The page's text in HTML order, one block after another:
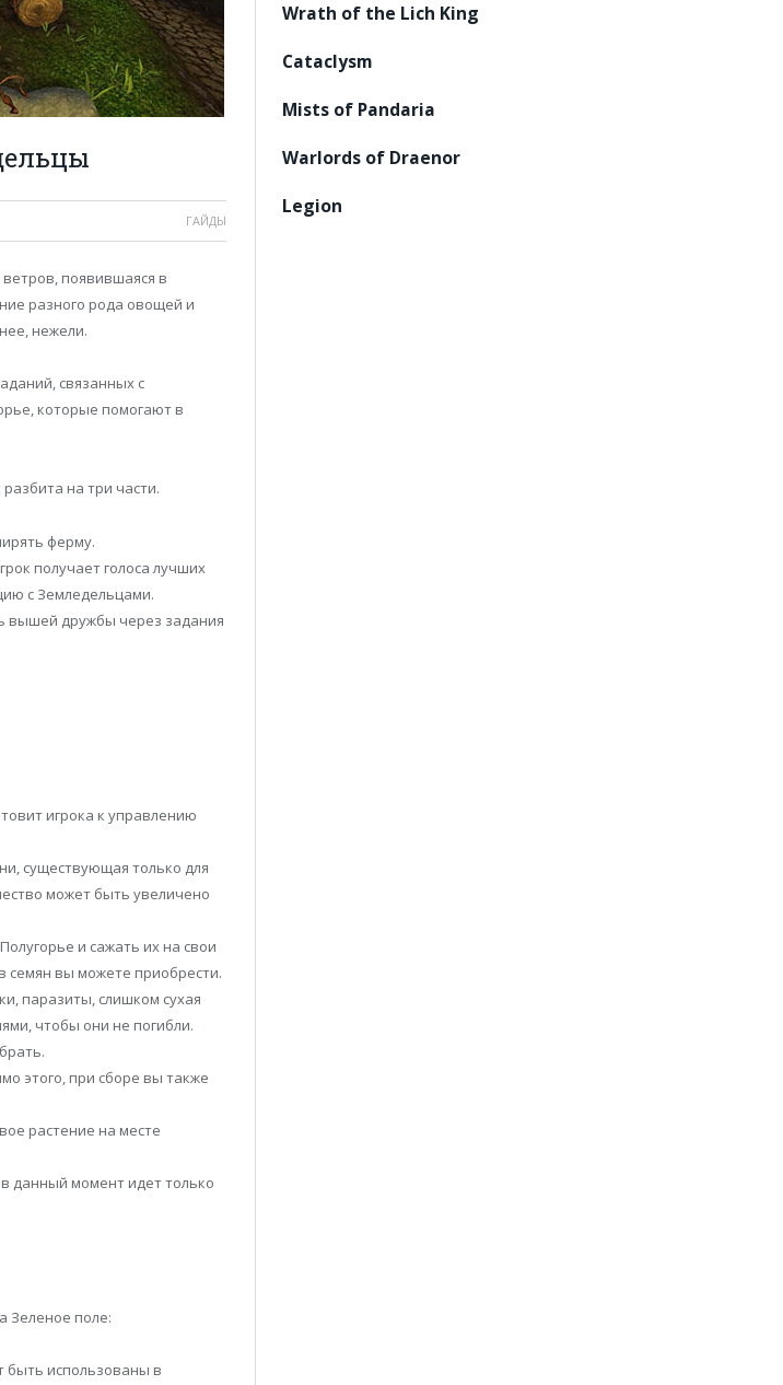
ГАЙДЫ
появившаяся в
разного рода овощей и
нежели.
связанных с
которые помогают в
на три части.
ферму.
получает голоса лучших
с Земледельцами.
вышей дружбы через задания
игрока к управлению
существующая только для
может быть увеличено
и сажать их на свои
семян вы можете приобрести.
паразиты, слишком сухая
чтобы они не погибли.
этого, при сборе вы также
растение на месте
данный момент идет только
Зеленое поле:
использованы в
Wrath of the Lich King
Cataclysm
Mists of Pandaria
Warlords of Draenor
Legion